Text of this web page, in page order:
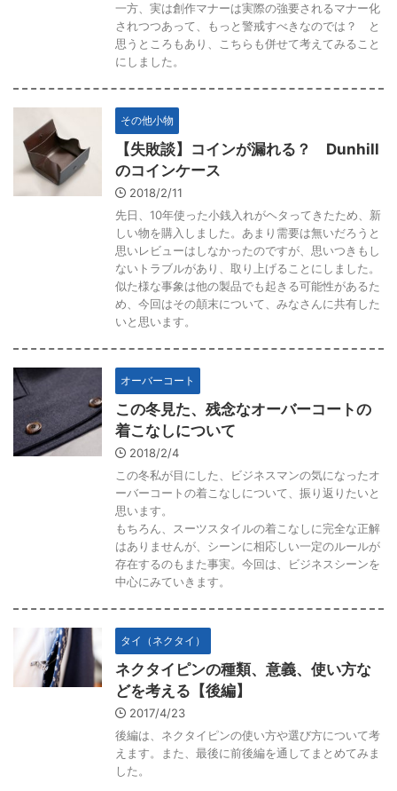
一方、実は創作マナーは実際の強要されるマナー化
されつつあって、もっと警戒すべきなのでは？ と
思うところもあり、こちらも併せて考えてみること
にしました。
その他小物
【失敗談】コインが漏れる？ Dunhill
のコインケース
2018/2/11
先日、10年使った小銭入れがヘタってきたため、新
しい物を購入しました。あまり需要は無いだろうと
思いレビューはしなかったのですが、思いつきもし
ないトラブルがあり、取り上げることにしました。
似た様な事象は他の製品でも起きる可能性があるた
め、今回はその顛末について、みなさんに共有した
いと思います。
オーバーコート
この冬見た、残念なオーバーコートの
着こなしについて
2018/2/4
この冬私が目にした、ビジネスマンの気になったオ
ーバーコートの着こなしについて、振り返りたいと
思います。
もちろん、スーツスタイルの着こなしに完全な正解
はありませんが、シーンに相応しい一定のルールが
存在するのもまた事実。今回は、ビジネスシーンを
中心にみていきます。
タイ（ネクタイ）
ネクタイピンの種類、意義、使い方な
どを考える【後編】
2017/4/23
後編は、ネクタイピンの使い方や選び方について考
えます。また、最後に前後編を通してまとめてみま
した。